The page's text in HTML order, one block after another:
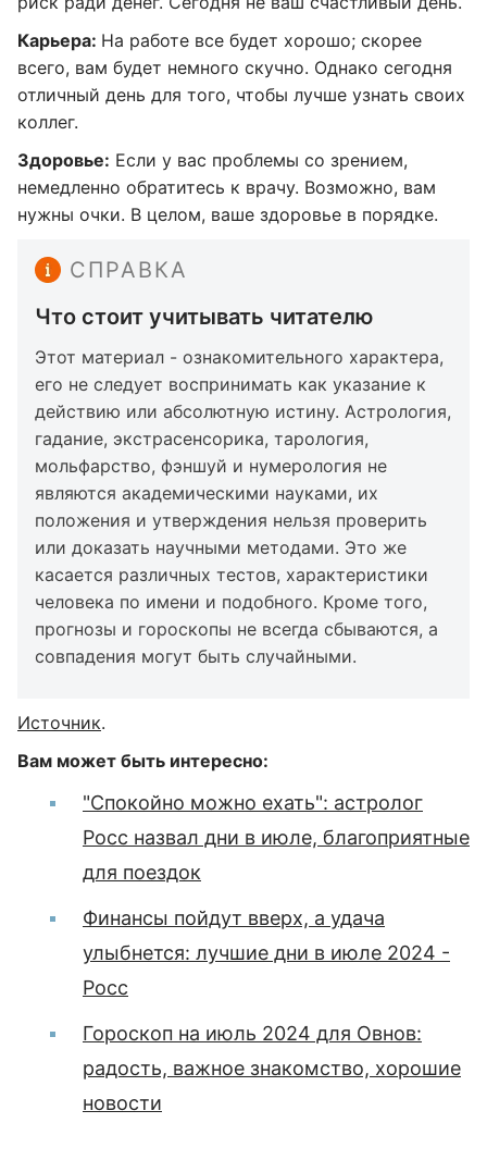
Карьера: На работе все будет хорошо; скорее
всего, вам будет немного скучно. Однако сегодня
отличный день для того, чтобы лучше узнать своих
коллег.
Здоровье: Если у вас проблемы со зрением,
немедленно обратитесь к врачу. Возможно, вам
нужны очки. В целом, ваше здоровье в порядке.
СПРАВКА
Что стоит учитывать читателю
Этот материал - ознакомительного характера,
его не следует воспринимать как указание к
действию или абсолютную истину. Астрология,
гадание, экстрасенсорика, тарология,
мольфарство, фэншуй и нумерология не
являются академическими науками, их
положения и утверждения нельзя проверить
или доказать научными методами. Это же
касается различных тестов, характеристики
человека по имени и подобного. Кроме того,
прогнозы и гороскопы не всегда сбываются, а
совпадения могут быть случайными.
Источник.
Вам может быть интересно:
"Спокойно можно ехать": астролог
Росс назвал дни в июле, благоприятные
для поездок
Финансы пойдут вверх, а удача
улыбнется: лучшие дни в июле 2024 -
Росс
Гороскоп на июль 2024 для Овнов:
радость, важное знакомство, хорошие
новости